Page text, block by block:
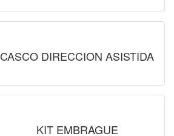
CASCO DIRECCION ASISTIDA
KIT EMBRAGUE